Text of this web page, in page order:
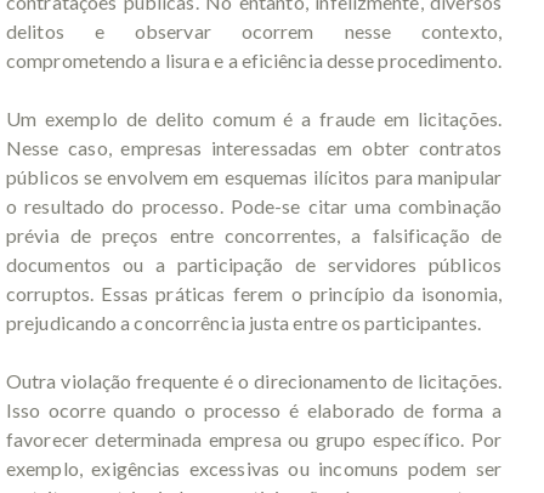
delitos e observar ocorrem nesse contexto,
comprometendo a lisura e a eficiência desse procedimento.
Um exemplo de delito comum é a fraude em licitações.
Nesse caso, empresas interessadas em obter contratos
públicos se envolvem em esquemas ilícitos para manipular
o resultado do processo. Pode-se citar uma combinação
prévia de preços entre concorrentes, a falsificação de
documentos ou a participação de servidores públicos
corruptos. Essas práticas ferem o princípio da isonomia,
prejudicando a concorrência justa entre os participantes.
Outra violação frequente é o direcionamento de licitações.
Isso ocorre quando o processo é elaborado de forma a
favorecer determinada empresa ou grupo específico. Por
exemplo, exigências excessivas ou incomuns podem ser